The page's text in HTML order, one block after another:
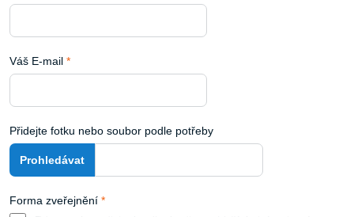
Váš E-mail *
Přidejte fotku nebo soubor podle potřeby
Forma zveřejnění *